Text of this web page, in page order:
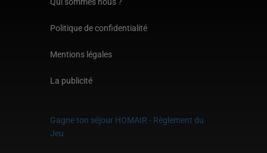
Politique de confidentialité
Mentions légales
La publicité
Gagne ton séjour HOMAIR - Règlement du
Jeu